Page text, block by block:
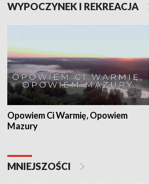
WYPOCZYNEK I REKREACJA
Opowiem Ci Warmię, Opowiem
Mazury
MNIEJSZOŚCI